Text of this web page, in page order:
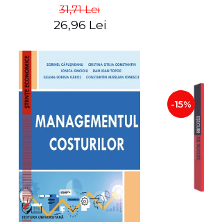
31,71 Lei
26,96 Lei
-15%